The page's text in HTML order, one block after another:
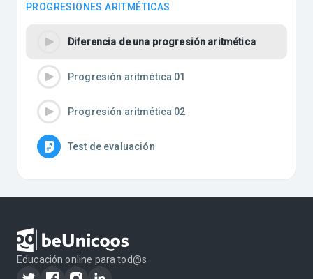
PROGRESIONES ARITMÉTICAS
Diferencia de una progresión aritmética
Progresión aritmética 01
Progresión aritmética 02
Test de evaluación
Educación online para tod@s